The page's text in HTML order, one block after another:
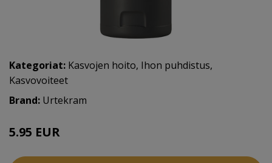
Kategoriat: Kasvojen hoito, Ihon puhdistus,
Kasvovoiteet
Brand: Urtekram
5.95 EUR